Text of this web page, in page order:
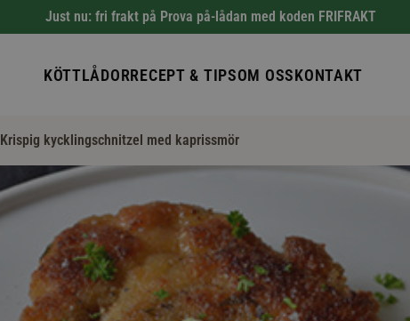
Just nu: fri frakt på Prova på-lådan med koden FRIFRAKT
KÖTTLÅDORRECEPT & TIPSOM OSSKONTAKT
Krispig kycklingschnitzel med kaprissmör